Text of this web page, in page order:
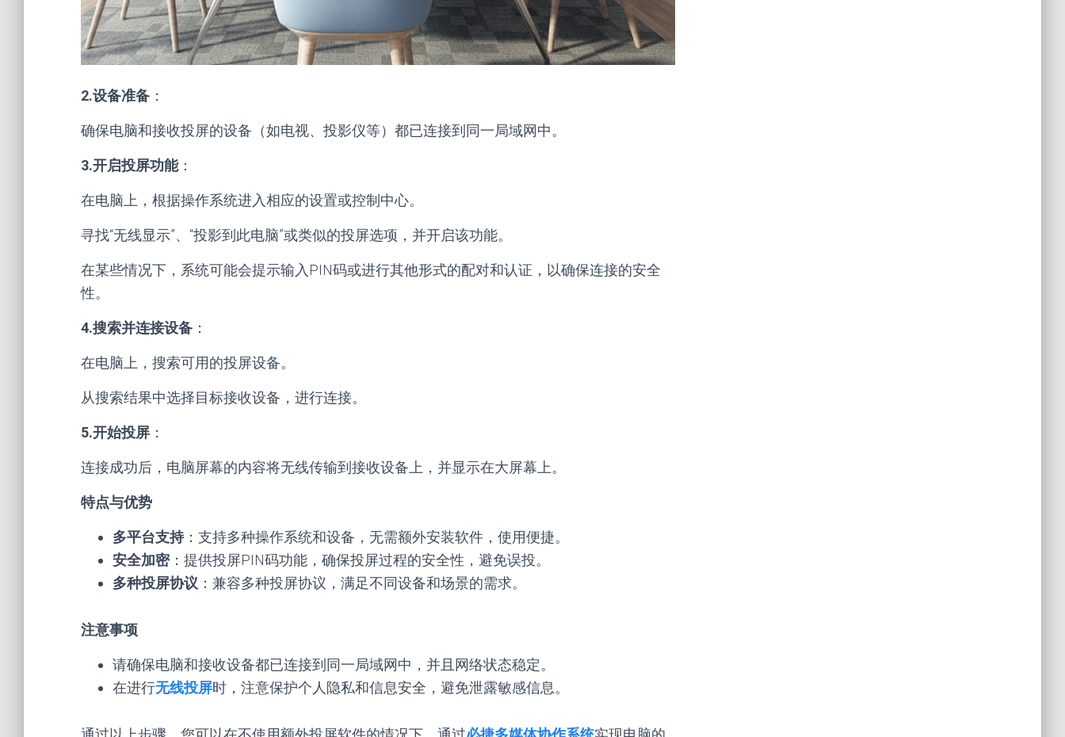
2.设备准备 ：
确保电脑和接收投屏的设备（如电视、投影仪等）都已连接到同一局域网中。
3.开启投屏功能：
在电脑上，根据操作系统进入相应的设置或控制中心。
寻找“无线显示”、“投影到此电脑”或类似的投屏选项，并开启该功能。
在某些情况下，系统可能会提示输入PIN码或进行其他形式的配对和认证，以确保连接的安全
性。
4.搜索并连接设备 ：
在电脑上，搜索可用的投屏设备。
从搜索结果中选择目标接收设备，进行连接。
5.开始投屏 ：
连接成功后，电脑屏幕的内容将无线传输到接收设备上，并显示在大屏幕上。
特点与优势
多平台支持：支持多种操作系统和设备，无需额外安装软件，使用便捷。
安全加密：提供投屏PIN码功能，确保投屏过程的安全性，避免误投。
多种投屏协议 ：兼容多种投屏协议，满足不同设备和场景的需求。
注意事项
请确保电脑和接收设备都已连接到同一局域网中，并且网络状态稳定。
在进行无线投屏时，注意保护个人隐私和信息安全，避免泄露敏感信息。